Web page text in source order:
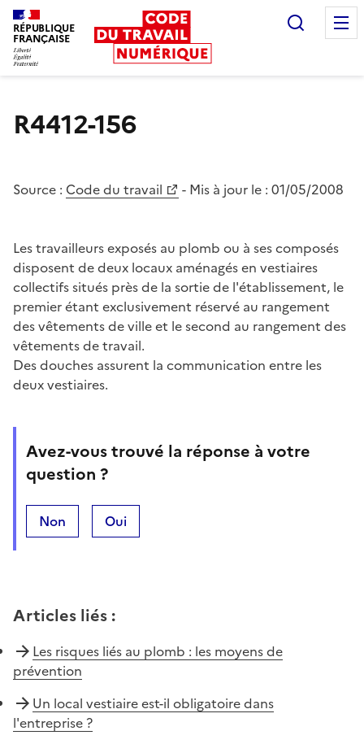
RÉPUBLIQUE
FRANÇAISE
R4412-156
Source : Code du travail - Mis à jour le : 01/05/2008
Les travailleurs exposés au plomb ou à ses composés
disposent de deux locaux aménagés en vestiaires
collectifs situés près de la sortie de l'établissement, le
premier étant exclusivement réservé au rangement
des vêtements de ville et le second au rangement des
vêtements de travail.
Des douches assurent la communication entre les
deux vestiaires.
Avez-vous trouvé la réponse à votre
question ?
Non Oui
Articles liés :
Les risques liés au plomb : les moyens de
prévention
Un local vestiaire est-il obligatoire dans
l'entreprise ?